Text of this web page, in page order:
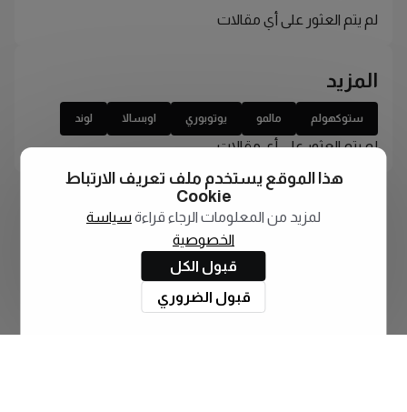
لم يتم العثور على أي مقالات
المزيد
ستوكهولم مالمو يوتوبوري اوبسالا لوند
لم يتم العثور على أي مقالات
هذا الموقع يستخدم ملف تعريف الارتباط
Cookie
لمزيد من المعلومات الرجاء قراءة سياسة
الخصوصية
قبول الكل
قبول الضروري